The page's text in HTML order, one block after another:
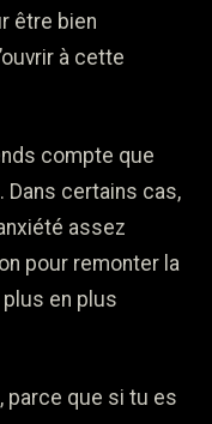
être bien
à cette
compte que
Dans certains cas,
assez
pour remonter la
en plus
parce que si tu es